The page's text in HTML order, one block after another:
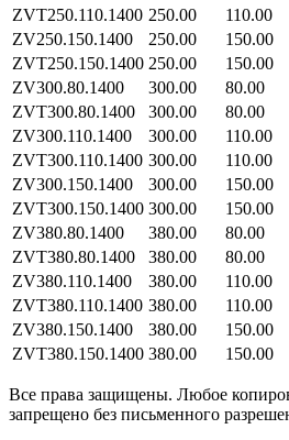
ZVT250.110.1400 250.00 110.00
ZV250.150.1400
250.00 150.00
ZVT250.150.1400 250.00 150.00
ZV300.80.1400
300.00 80.00
ZVT300.80.1400
300.00 80.00
ZV300.110.1400
300.00 110.00
ZVT300.110.1400 300.00 110.00
ZV300.150.1400
300.00 150.00
ZVT300.150.1400 300.00 150.00
ZV380.80.1400
380.00 80.00
ZVT380.80.1400
380.00 80.00
ZV380.110.1400
380.00 110.00
ZVT380.110.1400 380.00 110.00
ZV380.150.1400
380.00 150.00
ZVT380.150.1400 380.00 150.00
Все права защищены. Любое
запрещено без письменного